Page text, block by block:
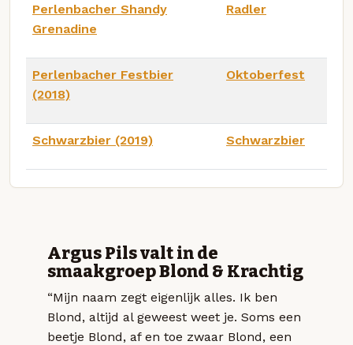
Perlenbacher Shandy
Grenadine
Radler
Perlenbacher Festbier
(2018)
Oktoberfest
Schwarzbier (2019) Schwarzbier
Argus Pils valt in de
smaakgroep Blond & Krachtig
“Mijn naam zegt eigenlijk alles. Ik ben
Blond, altijd al geweest weet je. Soms een
beetje Blond, af en toe zwaar Blond, een